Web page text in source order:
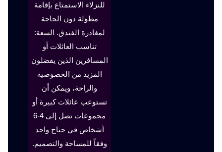
للنزلاء الاستمتاع بإقامة
مطولة دون الحاجة
لمغادرة الفندق. السعة:
تناسب العائلات أو
المسافرين الذين يفضلون
المزيد من الخصوصية
والراحة، ويمكن أن
تستوعب عائلات كبيرة أو
مجموعات تصل إلى 4-6
أشخاص في جناح واحد
وفقاً للمساحة والتصميم.